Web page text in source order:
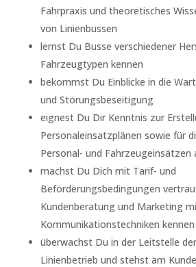
Fahrpraxis und theoretisches
von Linienbussen
lernst Du Busse verschiedener
Fahrzeugtypen kennen
bekommst Du Einblicke in die
und Störungsbeseitigung
eignest Du Dir Kenntnis zur
Personaleinsatzplänen sowie für
Personal- und Fahrzeugeinsätzen
machst Du Dich mit Tarif- und
Beförderungsbedingungen
Kundenberatung und Marketing
Kommunikationstechniken kennen
überwachst Du in der Leitstelle
Linienbetrieb und stehst am